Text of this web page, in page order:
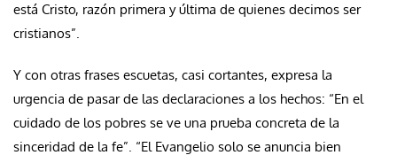
está Cristo, razón primera y última de quienes decimos ser
cristianos”.
Y con otras frases escuetas, casi cortantes, expresa la
urgencia de pasar de las declaraciones a los hechos: “En el
cuidado de los pobres se ve una prueba concreta de la
sinceridad de la fe”. “El Evangelio solo se anuncia bien